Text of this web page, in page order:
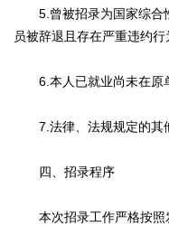
5.曾被招录为国家综合
员被辞退且存在严重违约行
6.本人已就业尚未在原
7.法律、法规规定的其他
四、招录程序
本次招录工作严格按照